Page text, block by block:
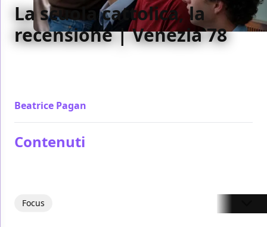
La scuola cattolica, la
recensione | Venezia 78
Beatrice Pagan
Contenuti
Focus